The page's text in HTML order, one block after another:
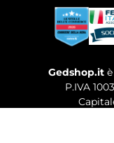
Gedshop.it
P.IVA